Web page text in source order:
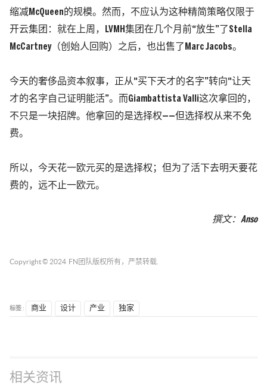
缩减McQueen的规模。然而，不应认为这种精简策略仅限于
开云集团：就在上周，
LVMH 集团在几个月前“放生”了Stella
McCartney（创始人回购） 之后，也出售了Marc Jacobs。
今天的奢侈品资本叙事，正从“买下天才的名字”转向“让天
才的名字自己证明能活”。 而Giambattista Valli这次拿回的，
不只是一块招牌。他拿回的是选择权——但选择权从来不免
费。
所以，今天花一欧元买的是选择权；但为了活下去明天要花
费的，远不止一欧元。
撰文：Anso
Copyright © 2024 FN团队 版权所有，严禁转载.
标签 : 商业 设计 产业 独家
相关资讯